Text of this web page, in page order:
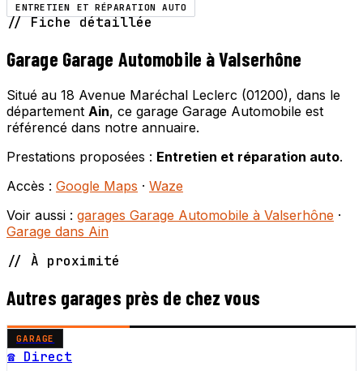
ENTRETIEN ET RÉPARATION AUTO
// Fiche détaillée
Garage Garage Automobile à Valserhône
Situé au 18 Avenue Maréchal Leclerc (01200), dans le
département Ain, ce garage Garage Automobile est
référencé dans notre annuaire.
Prestations proposées : Entretien et réparation auto.
Accès : Google Maps · Waze
Voir aussi : garages Garage Automobile à Valserhône ·
Garage dans Ain
// À proximité
Autres garages près de chez vous
GARAGE
☎ Direct